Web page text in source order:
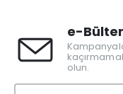
e-
olun.